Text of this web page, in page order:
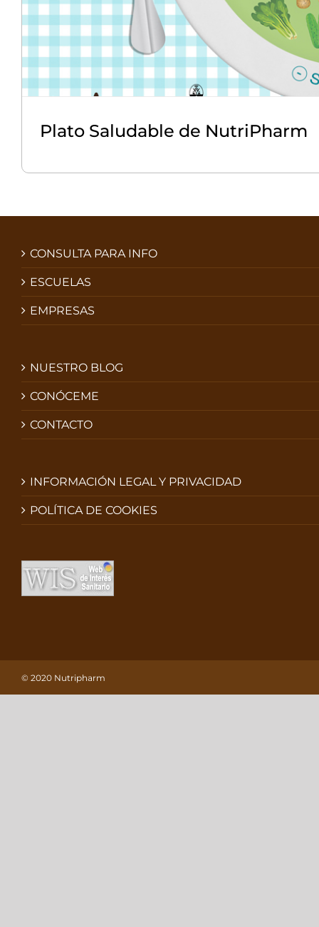
Plato Saludable de NutriPharm
CONSULTA PARA INFO
ESCUELAS
EMPRESAS
NUESTRO BLOG
CONÓCEME
CONTACTO
INFORMACIÓN LEGAL Y PRIVACIDAD
POLÍTICA DE COOKIES
© 2020 Nutripharm